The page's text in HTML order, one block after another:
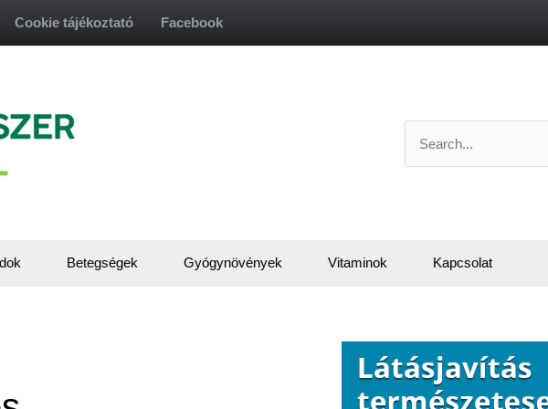
Cookie tájékoztató Facebook
for:
Betegségek Gyógynövények Vitaminok Kapcsolat